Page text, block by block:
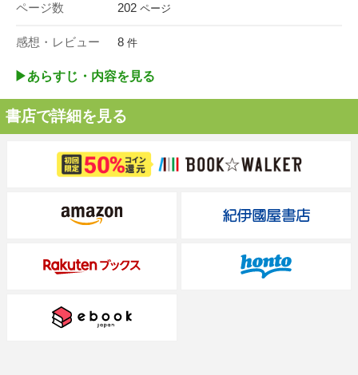
ページ数 202 ページ
感想・レビュー 8 件
▶︎あらすじ・内容を見る
書店で詳細を見る